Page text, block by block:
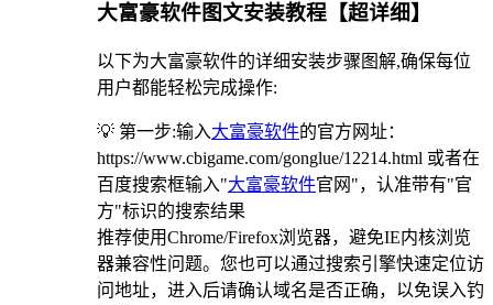
大富豪软件图文安装教程【超详细】
以下为大富豪软件的详细安装步骤图解,确保每位
用户都能轻松完成操作:
💡 第一步:输入大富豪软件的官方网址：
https://www.cbigame.com/gonglue/12214.html 或者在
百度搜索框输入"大富豪软件官网"，认准带有"官
方"标识的搜索结果
推荐使用Chrome/Firefox浏览器，避免IE内核浏览
器兼容性问题。您也可以通过搜索引擎快速定位访
问地址，进入后请确认域名是否正确，以免误入钓